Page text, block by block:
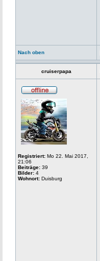
Nach oben
cruiserpapa
Registriert: Mo 22. Mai 2017,
21:06
Beiträge: 39
Bilder: 4
Wohnort: Duisburg